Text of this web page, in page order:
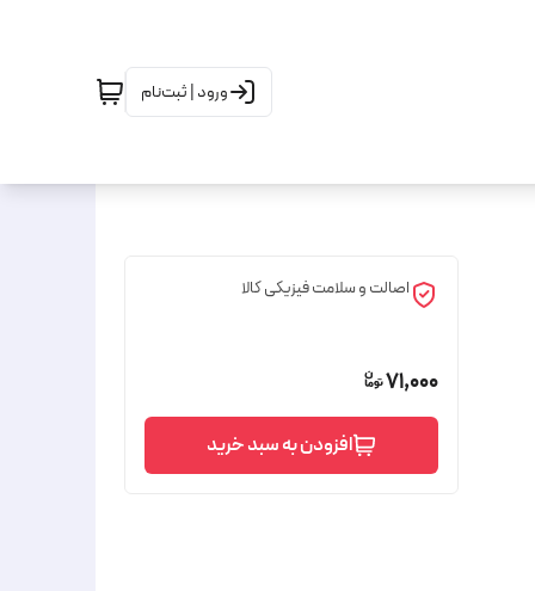
ورود | ثبت‌نام
اصالت و سلامت فیزیکی کالا
71,000
افزودن به سبد خرید